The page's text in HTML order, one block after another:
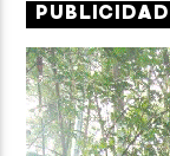
PUBLICIDAD